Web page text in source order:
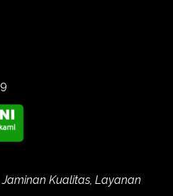
Jaminan Kualitas, Layanan